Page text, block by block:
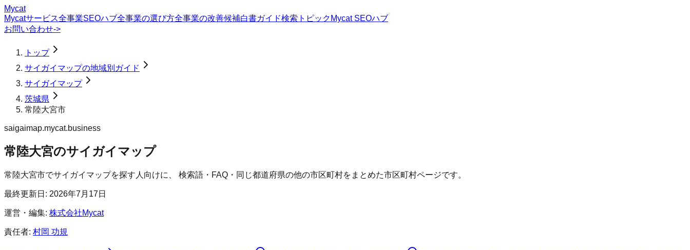
Mycat
Mycatサービス全事業SEOハブ全事業の選び方全事業の改善候補白書ガイド検索トピック Mycat SEOハブ
お問い合わせ->
トップ
サイガイマップの地域別ガイド
サイガイマップ
茨城県
常陸大宮市
saigaimap.mycat.business
常陸大宮のサイガイマップ
常陸大宮市でサイガイマップを探す人向けに、 検索語・FAQ・同じ都道府県の他の市区町村をまとめた市区町村ページです。
最終更新日: 2026年7月17日
運営・編集: 株式会社Mycat
責任者: 村岡 功規